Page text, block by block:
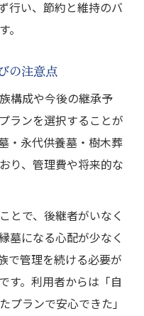
行い、節約と維持のバ
の注意点
構成や今後の継承予
ランを選択することが
・永代供養墓・樹木葬
り、管理費や将来的な
とで、後継者がいなく
墓になる心配が少なく
で管理を続ける必要が
す。利用者からは「自
プランで安心できた」